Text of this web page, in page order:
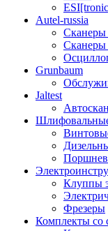
Autel-russia
Сканеры
Сканеры
Grunbaum
Jaltest
Клуппы
Фрезеры
Комплекты со